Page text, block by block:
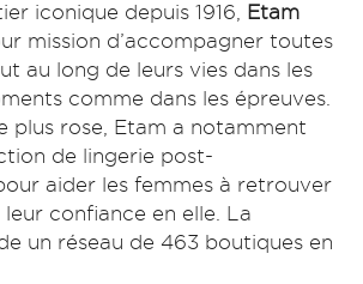
iconique depuis 1916,
Etam
mission d’accompagner toutes
au long de leurs vies dans les
comme dans les épreuves.
plus rose, Etam a notamment
de lingerie post-
aider les femmes à retrouver
confiance en elle. La
un réseau de 463 boutiques en